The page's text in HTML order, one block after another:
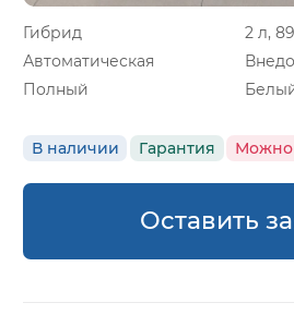
Гибрид
2 л,
Автоматическая
Полный
В наличии Гарантия Можно
Оставить